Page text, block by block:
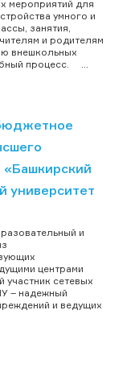
мероприятий для
умного и
занятия,
и родителям
внешкольных
процесс. ...
«Башкирский
университет
и
центрами
участник сетевых
– надежный
и ведущих